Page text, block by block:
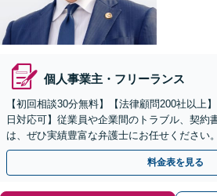
個人事業主・フリーランス
【初回相談30分無料】【法律顧問200社以上
日対応可】従業員や企業間のトラブル、契約
は、ぜひ実績豊富な弁護士にお任せください
子契約に対応】
料金表を見る